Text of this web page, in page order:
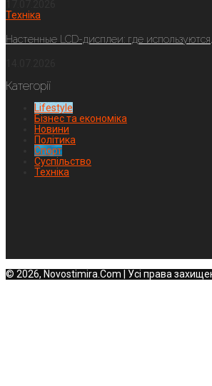
Техніка
Настенные LCD-дисплеи: где
Категорії
Lifestyle
Бізнес та економіка
Новини
Політика
Спорт
Суспільство
Техніка
© 2026, Novostimira.Com | Усі права